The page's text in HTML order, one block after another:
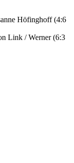
Höfinghoff (4:6
Link / Werner (6:3